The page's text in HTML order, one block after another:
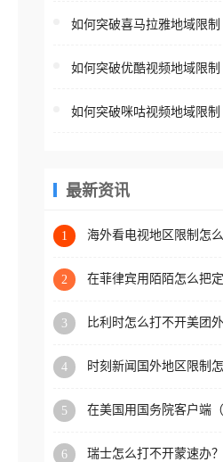
台一样，出
地区播放。 遇到这个问题的
区工作、
权限制所困
所在的地
门、台湾、
区时，网易
回国加速
版权限制
国、加拿
学、定居
扰。
如何突破喜马拉雅地域限制
如何突破优酷视频地域限制
如何突破咪咕视频地域限制
最新资讯
1
海外看电视地区限制怎
2
在菲律宾用陌陌怎么把
3
比利时怎么打不开美团
4
时刻新闻国外地区限制
5
在美国用国务院客户端
6
瑞士怎么打不开蒙速办